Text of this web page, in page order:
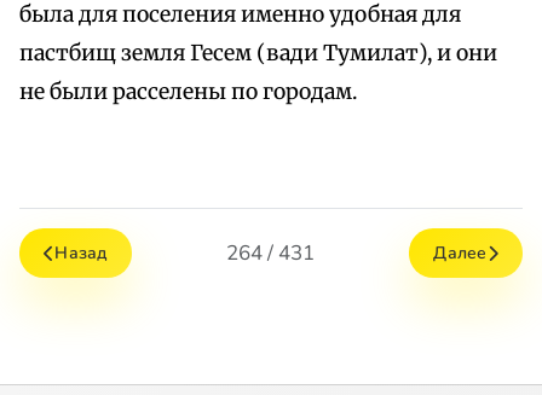
была для поселения именно удобная для
пастбищ земля Гесем (вади Тумилат), и они
не были расселены по городам.
Назад 264 / 431 Далее